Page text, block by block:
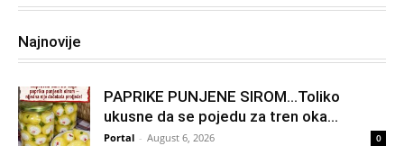
Najnovije
PAPRIKE PUNJENE SIROM…Toliko
ukusne da se pojedu za tren oka…
Portal - August 6, 2026 0